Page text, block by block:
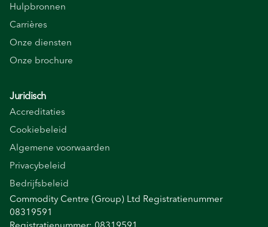
Hulpbronnen
Carrières
Onze diensten
Onze brochure
Juridisch
Accreditaties
Cookiebeleid
Algemene voorwaarden
Privacybeleid
Bedrijfsbeleid
Commodity Centre (Group) Ltd Registratienummer
08319591